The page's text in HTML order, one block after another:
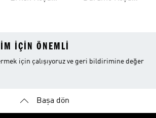
IÇIN ÖNEMLI
için çalışıyoruz ve geri bildirimine değer
Başa dön